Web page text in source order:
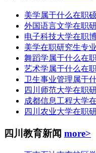
美学属于什么在职
外国语言文学在职
电子科技大学在职
美学在职研究生专
舞蹈学属于什么在
艺术学属于什么在
卫生事业管理属于
四川师范大学在职
成都信息工程大学
四川农业大学在职
四川教育新闻 more>